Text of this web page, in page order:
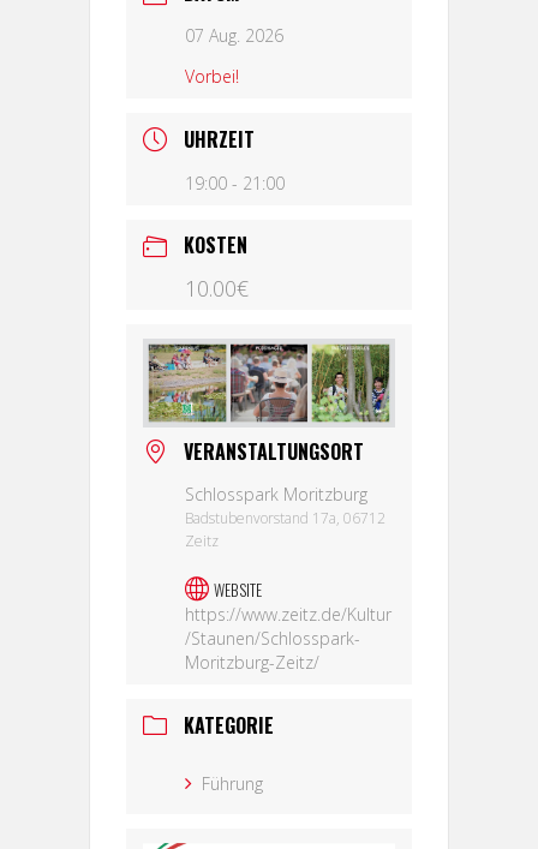
07 Aug. 2026
Vorbei!
UHRZEIT
19:00 - 21:00
KOSTEN
10.00€
VERANSTALTUNGSORT
Schlosspark Moritzburg
Badstubenvorstand 17a, 06712
Zeitz
WEBSITE
https://www.zeitz.de/Kultur
/Staunen/Schlosspark-
Moritzburg-Zeitz/
KATEGORIE
Führung